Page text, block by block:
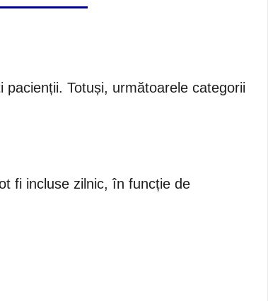
pacienții. Totuși, următoarele categorii
fi incluse zilnic, în funcție de